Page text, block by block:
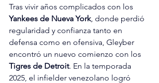
Tras vivir años complicados con los
Yankees de Nueva York, donde perdió
regularidad y confianza tanto en
defensa como en ofensiva, Gleyber
encontró un nuevo comienzo con los
Tigres de Detroit. En la temporada
2025, el infielder venezolano logró